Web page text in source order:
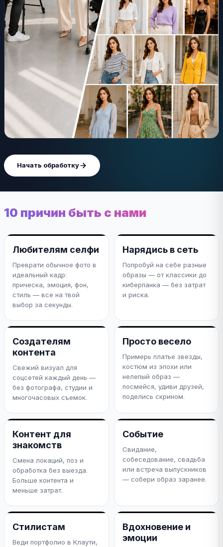
Начать обработку
10 причин быть с нами
Любителям селфи
Преврати обычное фото в
идеальный кадр:
прическа, эмоция, фон,
стиль — все на твой
выбор за секунды.
Нарядись в сеть
Попробуй на себе разные
образы — от классики до
киберпанка — без затрат
и риска.
Создателям
контента
Свежий визуал для
соцсетей каждый день —
без фотографа, студии и
многочасовых съемок.
Просто весело
Примерь платье звезды,
костюм из эпохи или
нелепый образ —
посмейся, удиви друзей,
поделись скрином.
Контент для
знакомств
Смена локаций, поз и
обработка без выезда.
Больше контента и
меньше затрат.
Событие
Свидание,
собеседование, свадьба
или встреча выпускников
— собери образ заранее.
Стилистам
Веди портфолио в Клаути,
Вдохновение и
эмоции